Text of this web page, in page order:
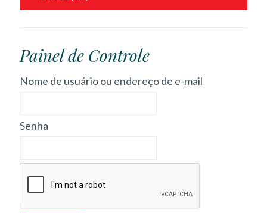
Painel de Controle
Nome de usuário ou endereço de e-mail
Senha